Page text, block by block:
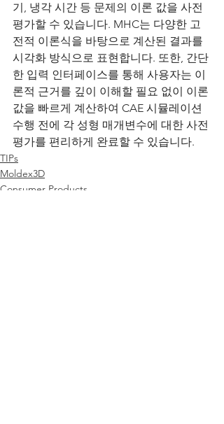
기, 냉각 시간 등 문제의 이론 값을 사전
평가할 수 있습니다. MHC는 다양한 고
전적 이론식을 바탕으로 계산된 결과를
시각화 방식으로 표현합니다. 또한, 간단
한 입력 인터페이스를 통해 사용자는 이
론적 근거를 깊이 이해할 필요 없이 이론
값을 빠르게 계산하여 CAE 시뮬레이션
수행 전에 각 성형 매개변수에 대한 사전
평가를 편리하게 완료할 수 있습니다.
TIPs
Moldex3D
Consumer Products